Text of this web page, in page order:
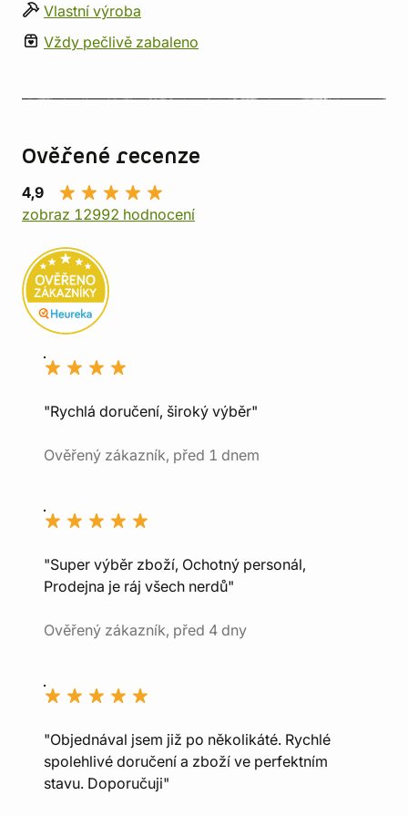
Vlastní výroba
Vždy pečlivě zabaleno
Ověřené recenze
4,9
zobraz 12992 hodnocení
"Rychlá doručení, široký výběr"
Ověřený zákazník, před 1 dnem
"Super výběr zboží, Ochotný personál,
Prodejna je ráj všech nerdů"
Ověřený zákazník, před 4 dny
"Objednával jsem již po několikáté. Rychlé
spolehlivé doručení a zboží ve perfektním
stavu. Doporučuji"